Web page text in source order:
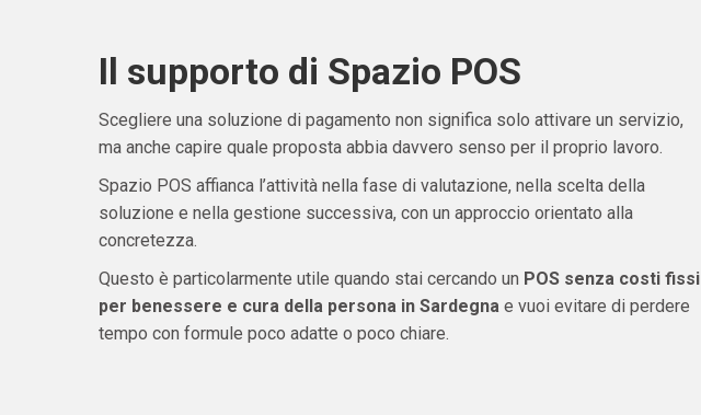
Il supporto di Spazio POS
Scegliere una soluzione di pagamento non significa solo attivare un servizio,
ma anche capire quale proposta abbia davvero senso per il proprio lavoro.
Spazio POS affianca l’attività nella fase di valutazione, nella scelta della
soluzione e nella gestione successiva, con un approccio orientato alla
concretezza.
Questo è particolarmente utile quando stai cercando un POS senza costi fissi
per benessere e cura della persona in Sardegnae vuoi evitare di perdere
tempo con formule poco adatte o poco chiare.